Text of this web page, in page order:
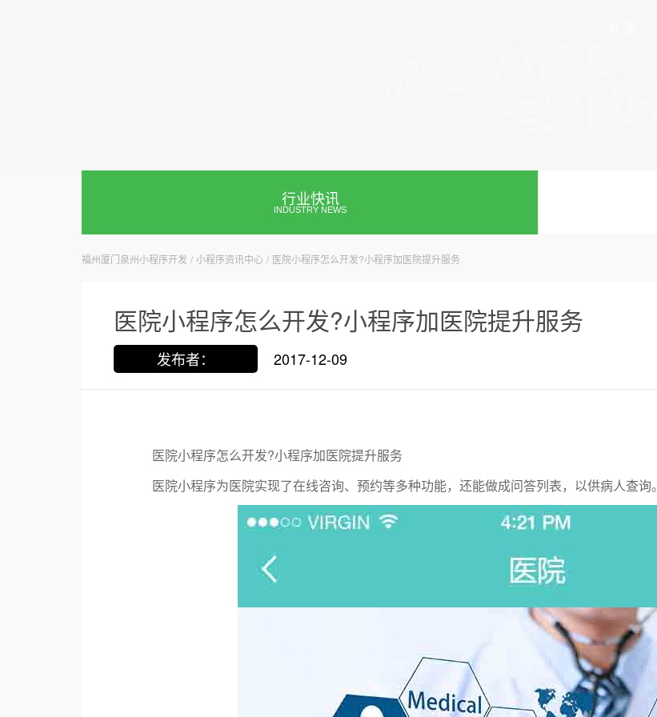
行业快讯
INDUSTRY NEWS
福州厦门泉州小程序开发 / 小程序资讯中心 / 医院小程序怎么开发?小程序加医院提升服务
医院小程序怎么开发?小程序加医院提升服务
发布者： 2017-12-09
医院小程序怎么开发?小程序加医院提升服务
医院小程序为医院实现了在线咨询、预约等多种功能，还能做成问答列表，以供病人查询。